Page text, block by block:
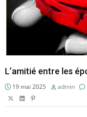
L’amitié entre les
19 mai 2025 admin